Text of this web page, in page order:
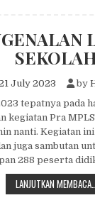
July 2023 by
tepatnya pada
kegiatan Pra
nanti. Kegiatan
juga sambutan
288 peserta
LANJUTKAN MEMBACA…